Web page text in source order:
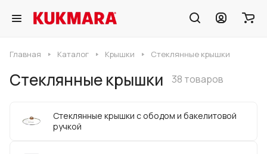
Главная Каталог Крышки Стеклянные крышки
Стеклянные крышки 38 товаров
Стеклянные крышки c ободом и бакелитовой
ручкой